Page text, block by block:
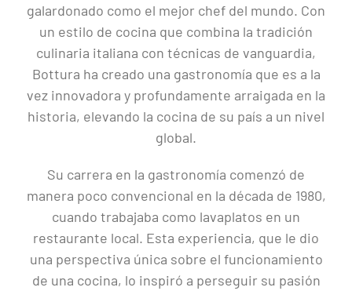
galardonado como el mejor chef del mundo. Con
un estilo de cocina que combina la tradición
culinaria italiana con técnicas de vanguardia,
Bottura ha creado una gastronomía que es a la
vez innovadora y profundamente arraigada en la
historia, elevando la cocina de su país a un nivel
global.
Su carrera en la gastronomía comenzó de
manera poco convencional en la década de 1980,
cuando trabajaba como lavaplatos en un
restaurante local. Esta experiencia, que le dio
una perspectiva única sobre el funcionamiento
de una cocina, lo inspiró a perseguir su pasión